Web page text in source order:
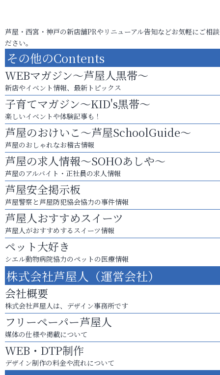
芦屋・西宮・神戸の新店舗PRやリニューアル告知などお気軽にご相
ださい。
その他のContents
WEBマガジン～芦屋人黒帯～
新店やイベント情報、最新トピックス
子育てマガジン～KID's黒帯～
楽しいイベントや体験記事も！
芦屋のおけいこ～芦屋SchoolGuide～
芦屋のおしゃれなお稽古情報
芦屋の求人情報～SOHOあしや～
芦屋のアルバイト・正社員の求人情報
芦屋安全掲示板
芦屋警察と芦屋防犯協会協力の事件情報
芦屋人おすすめスイーツ
芦屋人がおすすめするスイーツ情報
ペット大好き
シエル動物病院協力のペットの医療情報
株式会社芦屋人（運営会社）
会社概要
株式会社芦屋人は、デザイン事務所です
フリーペーパー芦屋人
媒体の仕様や掲載について
WEB・DTP制作
デザイン制作の料金や流れについて